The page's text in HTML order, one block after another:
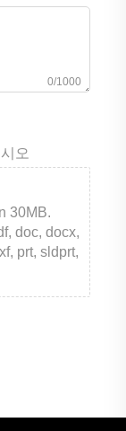
0/1000
오
30MB.
doc, docx,
prt, sldprt,